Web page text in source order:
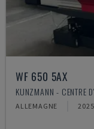
WF 650 5AX
KUNZMANN - CENTRE
ALLEMAGNE 2025